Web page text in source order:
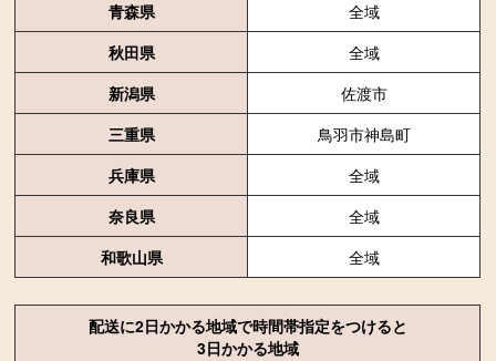
青森県
全域
秋田県
全域
新潟県
佐渡市
三重県
鳥羽市神島町
兵庫県
全域
奈良県
全域
和歌山県
全域
配送に2日かかる地域で時間帯指定をつけると
3日かかる地域